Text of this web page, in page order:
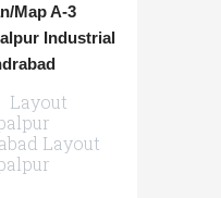
Map A-3
Industrial
Layout